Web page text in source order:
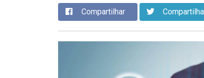
Compartilhar